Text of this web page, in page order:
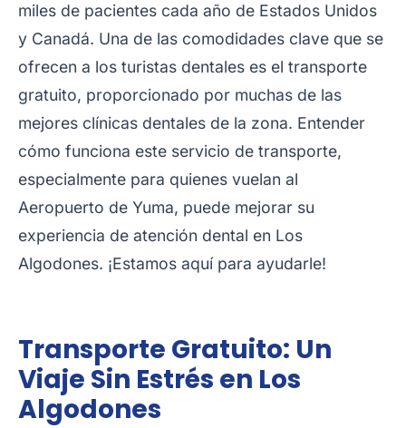
miles de pacientes cada año de Estados Unidos
y Canadá. Una de las comodidades clave que se
ofrecen a los turistas dentales es el transporte
gratuito, proporcionado por muchas de las
mejores clínicas dentales de la zona. Entender
cómo funciona este servicio de transporte,
especialmente para quienes vuelan al
Aeropuerto de Yuma, puede mejorar su
experiencia de atención dental en Los
Algodones. ¡Estamos aquí para ayudarle!
Transporte Gratuito: Un
Viaje Sin Estrés en Los
Algodones